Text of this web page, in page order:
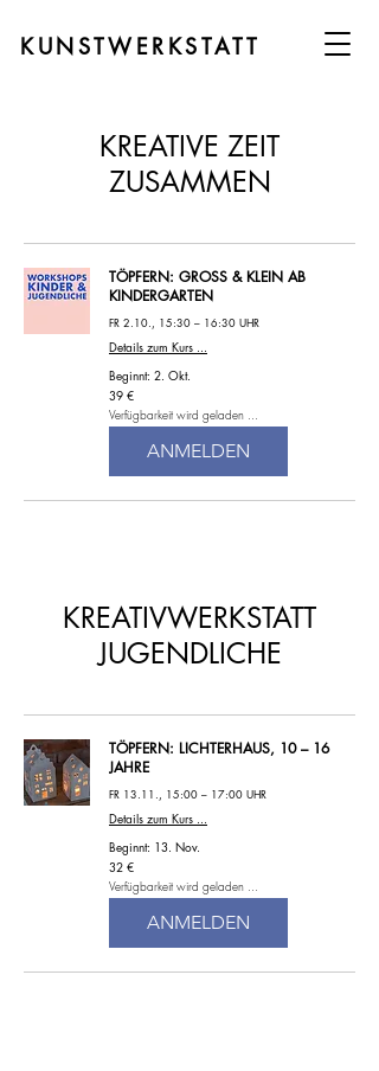
KUNSTWERKSTATT
KREATIVE ZEIT
ZUSAMMEN
TÖPFERN: GROSS & KLEIN AB
KINDERGARTEN
FR 2.10., 15:30 – 16:30 UHR
Details zum Kurs ...
Beginnt: 2. Okt.
39
Euro
39 €
Verfügbarkeit wird geladen ...
ANMELDEN
KREATIVWERKSTATT
JUGENDLICHE
TÖPFERN: LICHTERHAUS, 10 – 16
JAHRE
FR 13.11., 15:00 – 17:00 UHR
Details zum Kurs ...
Beginnt: 13. Nov.
32
Euro
32 €
Verfügbarkeit wird geladen ...
ANMELDEN